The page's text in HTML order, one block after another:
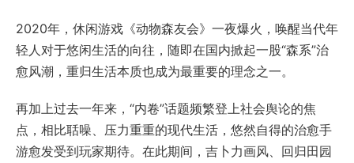
2020年，休闲游戏《动物森友会》一夜爆火，唤醒当代年
轻人对于悠闲生活的向往，随即在国内掀起一股“森系”治
愈风潮，重归生活本质也成为最重要的理念之一。
再加上过去一年来，“内卷”话题频繁登上社会舆论的焦
点，相比聒噪、压力重重的现代生活，悠然自得的治愈手
游愈发受到玩家期待。在此期间，吉卜力画风、回归田园